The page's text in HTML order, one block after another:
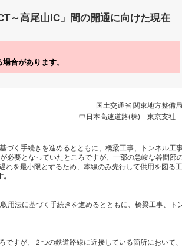
～高尾山IC」間の開通に向けた現在
合があります。
国土交通省 関東地方整備
中日本高速道路(株) 東京支社
く手続きを進めるとともに、橋梁工事、トンネル工
必要となっていたところですが、一部の急峻な谷間部
を最小限とするため、本線のみ先行して供用を図る工
用法に基づく手続きを進めるとともに、橋梁工事、ト
すが、２つの鉄道路線に近接している箇所において